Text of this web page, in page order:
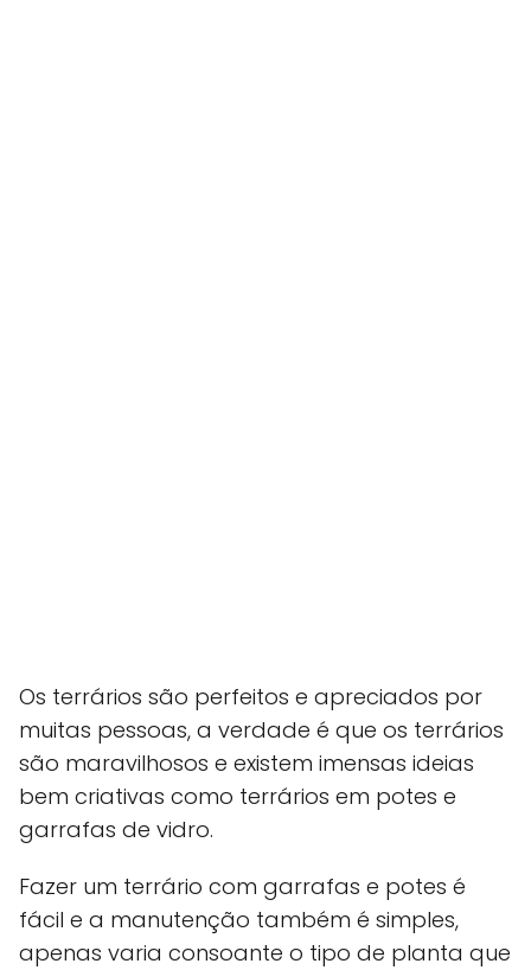
Os terrários são perfeitos e apreciados por
muitas pessoas, a verdade é que os terrários
são maravilhosos e existem imensas ideias
bem criativas como terrários em potes e
garrafas de vidro.
Fazer um terrário com garrafas e potes é
fácil e a manutenção também é simples,
apenas varia consoante o tipo de planta que